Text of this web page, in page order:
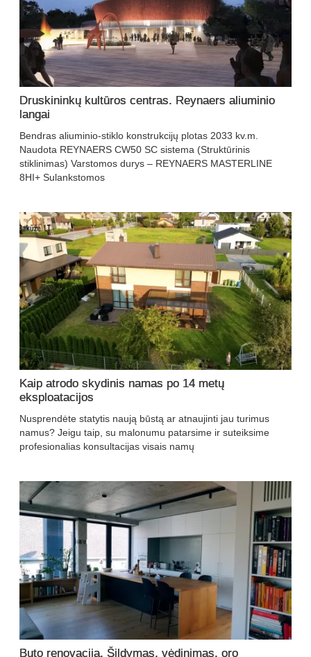
Druskininkų kultūros centras. Reynaers aliuminio
langai
Bendras aliuminio-stiklo konstrukcijų plotas 2033 kv.m.
Naudota REYNAERS CW50 SC sistema (Struktūrinis
stiklinimas) Varstomos durys – REYNAERS MASTERLINE
8HI+ Sulankstomos
Kaip atrodo skydinis namas po 14 metų
eksploatacijos
Nusprendėte statytis naują būstą ar atnaujinti jau turimus
namus? Jeigu taip, su malonumu patarsime ir suteiksime
profesionalias konsultacijas visais namų
Buto renovacija. Šildymas, vėdinimas, oro